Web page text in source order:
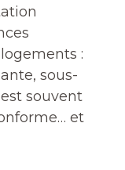
:
sous-
souvent
et